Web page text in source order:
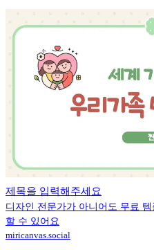
제목을 입력해주세요
디자인 전문가가 아니어도 무료
할 수 있어요
miricanvas.social